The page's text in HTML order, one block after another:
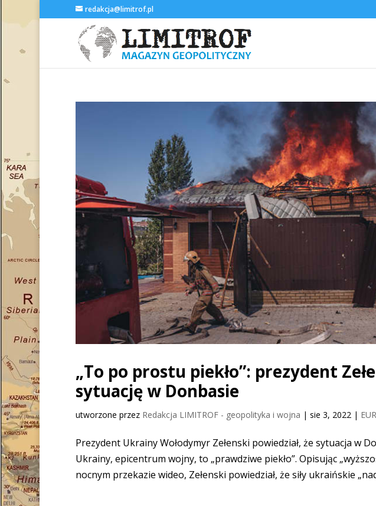
redakcja@limitrof.pl
„To po prostu piekło”: prezydent
sytuację w Donbasie
utworzone przez Redakcja LIMITROF - geopolityka i wojna | sie 3, 2022|
Prezydent Ukrainy Wołodymyr Zełenski powiedział, że sytuacja w
Ukrainy, epicentrum wojny, to „prawdziwe piekło”. Opisując
nocnym przekazie wideo, Zełenski powiedział, że siły ukraińskie